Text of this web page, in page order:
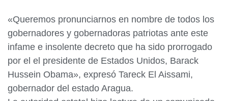
«Queremos pronunciarnos en nombre de todos los
gobernadores y gobernadoras patriotas ante este
infame e insolente decreto que ha sido prorrogado
por el el presidente de Estados Unidos, Barack
Hussein Obama», expresó Tareck El Aissami,
gobernador del estado Aragua.